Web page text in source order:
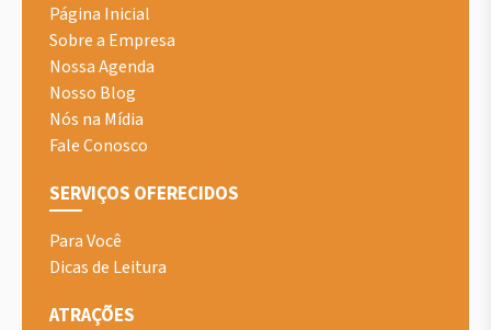
Página Inicial
Sobre a Empresa
Nossa Agenda
Nosso Blog
Nós na Mídia
Fale Conosco
SERVIÇOS OFERECIDOS
Para Você
Dicas de Leitura
ATRAÇÕES